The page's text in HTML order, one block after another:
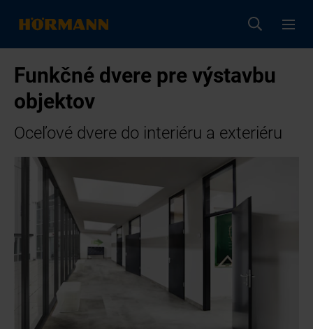
Funkčné dvere pre výstavbu
objektov
Oceľové dvere do interiéru a exteriéru